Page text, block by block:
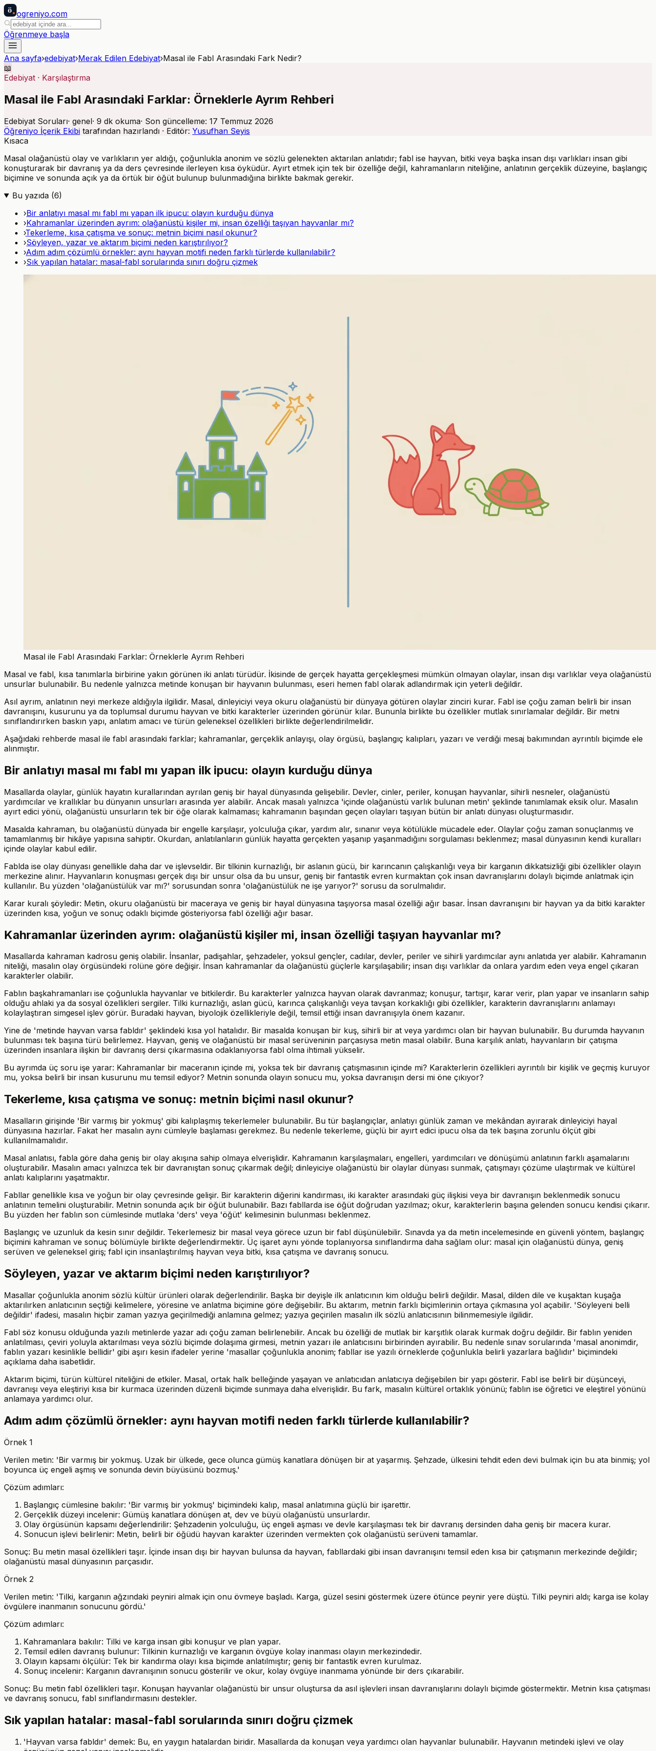
ö ogreniyo.com
Öğrenmeye başla
Ana sayfa›edebiyat›Merak Edilen Edebiyat›Masal ile Fabl Arasındaki Fark Nedir?
📖
Edebiyat · Karşılaştırma
Masal ile Fabl Arasındaki Farklar: Örneklerle Ayrım Rehberi
Edebiyat Soruları· genel· 9 dk okuma· Son güncelleme: 17 Temmuz 2026
Öğreniyo İçerik Ekibi tarafından hazırlandı · Editör: Yusufhan Seyis
Kısaca
Masal olağanüstü olay ve varlıkların yer aldığı, çoğunlukla anonim ve sözlü gelenekten aktarılan anlatıdır; fabl ise hayvan, bitki veya başka insan dışı varlıkları insan gibi
konuşturarak bir davranış ya da ders çevresinde ilerleyen kısa öyküdür. Ayırt etmek için tek bir özelliğe değil, kahramanların niteliğine, anlatının gerçeklik düzeyine, başlangıç
biçimine ve sonunda açık ya da örtük bir öğüt bulunup bulunmadığına birlikte bakmak gerekir.
Bu yazıda (6)
›Bir anlatıyı masal mı fabl mı yapan ilk ipucu: olayın kurduğu dünya
›Kahramanlar üzerinden ayrım: olağanüstü kişiler mi, insan özelliği taşıyan hayvanlar mı?
›Tekerleme, kısa çatışma ve sonuç: metnin biçimi nasıl okunur?
›Söyleyen, yazar ve aktarım biçimi neden karıştırılıyor?
›Adım adım çözümlü örnekler: aynı hayvan motifi neden farklı türlerde kullanılabilir?
›Sık yapılan hatalar: masal-fabl sorularında sınırı doğru çizmek
Masal ile Fabl Arasındaki Farklar: Örneklerle Ayrım Rehberi
Masal ve fabl, kısa tanımlarla birbirine yakın görünen iki anlatı türüdür. İkisinde de gerçek hayatta gerçekleşmesi mümkün olmayan olaylar, insan dışı varlıklar veya olağanüstü
unsurlar bulunabilir. Bu nedenle yalnızca metinde konuşan bir hayvanın bulunması, eseri hemen fabl olarak adlandırmak için yeterli değildir.
Asıl ayrım, anlatının neyi merkeze aldığıyla ilgilidir. Masal, dinleyiciyi veya okuru olağanüstü bir dünyaya götüren olaylar zinciri kurar. Fabl ise çoğu zaman belirli bir insan
davranışını, kusurunu ya da toplumsal durumu hayvan ve bitki karakterler üzerinden görünür kılar. Bununla birlikte bu özellikler mutlak sınırlamalar değildir. Bir metni
sınıflandırırken baskın yapı, anlatım amacı ve türün geleneksel özellikleri birlikte değerlendirilmelidir.
Aşağıdaki rehberde masal ile fabl arasındaki farklar; kahramanlar, gerçeklik anlayışı, olay örgüsü, başlangıç kalıpları, yazarı ve verdiği mesaj bakımından ayrıntılı biçimde ele
alınmıştır.
Bir anlatıyı masal mı fabl mı yapan ilk ipucu: olayın kurduğu dünya
Masallarda olaylar, günlük hayatın kurallarından ayrılan geniş bir hayal dünyasında gelişebilir. Devler, cinler, periler, konuşan hayvanlar, sihirli nesneler, olağanüstü
yardımcılar ve krallıklar bu dünyanın unsurları arasında yer alabilir. Ancak masalı yalnızca 'içinde olağanüstü varlık bulunan metin' şeklinde tanımlamak eksik olur. Masalın
ayırt edici yönü, olağanüstü unsurların tek bir öğe olarak kalmaması; kahramanın başından geçen olayları taşıyan bütün bir anlatı dünyası oluşturmasıdır.
Masalda kahraman, bu olağanüstü dünyada bir engelle karşılaşır, yolculuğa çıkar, yardım alır, sınanır veya kötülükle mücadele eder. Olaylar çoğu zaman sonuçlanmış ve
tamamlanmış bir hikâye yapısına sahiptir. Okurdan, anlatılanların günlük hayatta gerçekten yaşanıp yaşanmadığını sorgulaması beklenmez; masal dünyasının kendi kuralları
içinde olaylar kabul edilir.
Fablda ise olay dünyası genellikle daha dar ve işlevseldir. Bir tilkinin kurnazlığı, bir aslanın gücü, bir karıncanın çalışkanlığı veya bir karganın dikkatsizliği gibi özellikler olayın
merkezine alınır. Hayvanların konuşması gerçek dışı bir unsur olsa da bu unsur, geniş bir fantastik evren kurmaktan çok insan davranışlarını dolaylı biçimde anlatmak için
kullanılır. Bu yüzden 'olağanüstülük var mı?' sorusundan sonra 'olağanüstülük ne işe yarıyor?' sorusu da sorulmalıdır.
Karar kuralı şöyledir: Metin, okuru olağanüstü bir maceraya ve geniş bir hayal dünyasına taşıyorsa masal özelliği ağır basar. İnsan davranışını bir hayvan ya da bitki karakter
üzerinden kısa, yoğun ve sonuç odaklı biçimde gösteriyorsa fabl özelliği ağır basar.
Kahramanlar üzerinden ayrım: olağanüstü kişiler mi, insan özelliği taşıyan hayvanlar mı?
Masallarda kahraman kadrosu geniş olabilir. İnsanlar, padişahlar, şehzadeler, yoksul gençler, cadılar, devler, periler ve sihirli yardımcılar aynı anlatıda yer alabilir. Kahramanın
niteliği, masalın olay örgüsündeki rolüne göre değişir. İnsan kahramanlar da olağanüstü güçlerle karşılaşabilir; insan dışı varlıklar da onlara yardım eden veya engel çıkaran
karakterler olabilir.
Fablın başkahramanları ise çoğunlukla hayvanlar ve bitkilerdir. Bu karakterler yalnızca hayvan olarak davranmaz; konuşur, tartışır, karar verir, plan yapar ve insanların sahip
olduğu ahlaki ya da sosyal özellikleri sergiler. Tilki kurnazlığı, aslan gücü, karınca çalışkanlığı veya tavşan korkaklığı gibi özellikler, karakterin davranışlarını anlamayı
kolaylaştıran simgesel işlev görür. Buradaki hayvan, biyolojik özellikleriyle değil, temsil ettiği insan davranışıyla önem kazanır.
Yine de 'metinde hayvan varsa fabldır' şeklindeki kısa yol hatalıdır. Bir masalda konuşan bir kuş, sihirli bir at veya yardımcı olan bir hayvan bulunabilir. Bu durumda hayvanın
bulunması tek başına türü belirlemez. Hayvan, geniş ve olağanüstü bir masal serüveninin parçasıysa metin masal olabilir. Buna karşılık anlatı, hayvanların bir çatışma
üzerinden insanlara ilişkin bir davranış dersi çıkarmasına odaklanıyorsa fabl olma ihtimali yükselir.
Bu ayrımda üç soru işe yarar: Kahramanlar bir maceranın içinde mi, yoksa tek bir davranış çatışmasının içinde mi? Karakterlerin özellikleri ayrıntılı bir kişilik ve geçmiş kuruyor
mu, yoksa belirli bir insan kusurunu mu temsil ediyor? Metnin sonunda olayın sonucu mu, yoksa davranışın dersi mi öne çıkıyor?
Tekerleme, kısa çatışma ve sonuç: metnin biçimi nasıl okunur?
Masalların girişinde 'Bir varmış bir yokmuş' gibi kalıplaşmış tekerlemeler bulunabilir. Bu tür başlangıçlar, anlatıyı günlük zaman ve mekândan ayırarak dinleyiciyi hayal
dünyasına hazırlar. Fakat her masalın aynı cümleyle başlaması gerekmez. Bu nedenle tekerleme, güçlü bir ayırt edici ipucu olsa da tek başına zorunlu ölçüt gibi
kullanılmamalıdır.
Masal anlatısı, fabla göre daha geniş bir olay akışına sahip olmaya elverişlidir. Kahramanın karşılaşmaları, engelleri, yardımcıları ve dönüşümü anlatının farklı aşamalarını
oluşturabilir. Masalın amacı yalnızca tek bir davranıştan sonuç çıkarmak değil; dinleyiciye olağanüstü bir olaylar dünyası sunmak, çatışmayı çözüme ulaştırmak ve kültürel
anlatı kalıplarını yaşatmaktır.
Fabllar genellikle kısa ve yoğun bir olay çevresinde gelişir. Bir karakterin diğerini kandırması, iki karakter arasındaki güç ilişkisi veya bir davranışın beklenmedik sonucu
anlatının temelini oluşturabilir. Metnin sonunda açık bir öğüt bulunabilir. Bazı fabllarda ise öğüt doğrudan yazılmaz; okur, karakterlerin başına gelenden sonucu kendisi çıkarır.
Bu yüzden her fablın son cümlesinde mutlaka 'ders' veya 'öğüt' kelimesinin bulunması beklenmez.
Başlangıç ve uzunluk da kesin sınır değildir. Tekerlemesiz bir masal veya görece uzun bir fabl düşünülebilir. Sınavda ya da metin incelemesinde en güvenli yöntem, başlangıç
biçimini kahraman ve sonuç bölümüyle birlikte değerlendirmektir. Üç işaret aynı yönde toplanıyorsa sınıflandırma daha sağlam olur: masal için olağanüstü dünya, geniş
serüven ve geleneksel giriş; fabl için insanlaştırılmış hayvan veya bitki, kısa çatışma ve davranış sonucu.
Söyleyen, yazar ve aktarım biçimi neden karıştırılıyor?
Masallar çoğunlukla anonim sözlü kültür ürünleri olarak değerlendirilir. Başka bir deyişle ilk anlatıcının kim olduğu belirli değildir. Masal, dilden dile ve kuşaktan kuşağa
aktarılırken anlatıcının seçtiği kelimelere, yöresine ve anlatma biçimine göre değişebilir. Bu aktarım, metnin farklı biçimlerinin ortaya çıkmasına yol açabilir. 'Söyleyeni belli
değildir' ifadesi, masalın hiçbir zaman yazıya geçirilmediği anlamına gelmez; yazıya geçirilen masalın ilk sözlü anlatıcısının bilinmemesiyle ilgilidir.
Fabl söz konusu olduğunda yazılı metinlerde yazar adı çoğu zaman belirlenebilir. Ancak bu özelliği de mutlak bir karşıtlık olarak kurmak doğru değildir. Bir fablın yeniden
anlatılması, çeviri yoluyla aktarılması veya sözlü biçimde dolaşıma girmesi, metnin yazarı ile anlatıcısını birbirinden ayırabilir. Bu nedenle sınav sorularında 'masal anonimdir,
fablın yazarı kesinlikle bellidir' gibi aşırı kesin ifadeler yerine 'masallar çoğunlukla anonim; fabllar ise yazılı örneklerde çoğunlukla belirli yazarlara bağlıdır' biçimindeki
açıklama daha isabetlidir.
Aktarım biçimi, türün kültürel niteliğini de etkiler. Masal, ortak halk belleğinde yaşayan ve anlatıcıdan anlatıcıya değişebilen bir yapı gösterir. Fabl ise belirli bir düşünceyi,
davranışı veya eleştiriyi kısa bir kurmaca üzerinden düzenli biçimde sunmaya daha elverişlidir. Bu fark, masalın kültürel ortaklık yönünü; fablın ise öğretici ve eleştirel yönünü
anlamaya yardımcı olur.
Adım adım çözümlü örnekler: aynı hayvan motifi neden farklı türlerde kullanılabilir?
Örnek 1
Verilen metin: 'Bir varmış bir yokmuş. Uzak bir ülkede, gece olunca gümüş kanatlara dönüşen bir at yaşarmış. Şehzade, ülkesini tehdit eden devi bulmak için bu ata binmiş; yol
boyunca üç engeli aşmış ve sonunda devin büyüsünü bozmuş.'
Çözüm adımları:
Başlangıç cümlesine bakılır: 'Bir varmış bir yokmuş' biçimindeki kalıp, masal anlatımına güçlü bir işarettir.
Gerçeklik düzeyi incelenir: Gümüş kanatlara dönüşen at, dev ve büyü olağanüstü unsurlardır.
Olay örgüsünün kapsamı değerlendirilir: Şehzadenin yolculuğu, üç engeli aşması ve devle karşılaşması tek bir davranış dersinden daha geniş bir macera kurar.
Sonucun işlevi belirlenir: Metin, belirli bir öğüdü hayvan karakter üzerinden vermekten çok olağanüstü serüveni tamamlar.
Sonuç: Bu metin masal özellikleri taşır. İçinde insan dışı bir hayvan bulunsa da hayvan, fabllardaki gibi insan davranışını temsil eden kısa bir çatışmanın merkezinde değildir;
olağanüstü masal dünyasının parçasıdır.
Örnek 2
Verilen metin: 'Tilki, karganın ağzındaki peyniri almak için onu övmeye başladı. Karga, güzel sesini göstermek üzere ötünce peynir yere düştü. Tilki peyniri aldı; karga ise kolay
övgülere inanmanın sonucunu gördü.'
Çözüm adımları:
Kahramanlara bakılır: Tilki ve karga insan gibi konuşur ve plan yapar.
Temsil edilen davranış bulunur: Tilkinin kurnazlığı ve karganın övgüye kolay inanması olayın merkezindedir.
Olayın kapsamı ölçülür: Tek bir kandırma olayı kısa biçimde anlatılmıştır; geniş bir fantastik evren kurulmaz.
Sonuç incelenir: Karganın davranışının sonucu gösterilir ve okur, kolay övgüye inanmama yönünde bir ders çıkarabilir.
Sonuç: Bu metin fabl özellikleri taşır. Konuşan hayvanlar olağanüstü bir unsur oluştursa da asıl işlevleri insan davranışlarını dolaylı biçimde göstermektir. Metnin kısa çatışması
ve davranış sonucu, fabl sınıflandırmasını destekler.
Sık yapılan hatalar: masal-fabl sorularında sınırı doğru çizmek
'Hayvan varsa fabldır' demek: Bu, en yaygın hatalardan biridir. Masallarda da konuşan veya yardımcı olan hayvanlar bulunabilir. Hayvanın metindeki işlevi ve olay